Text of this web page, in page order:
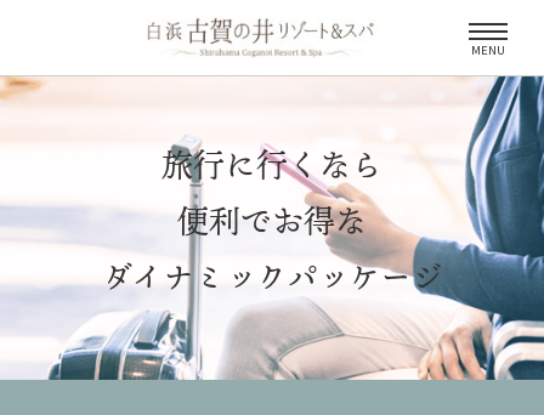
MENU
旅行に行くなら
便利でお得な
ダイナミックパッケージ